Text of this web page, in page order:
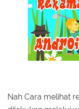
Nah Cara melihat